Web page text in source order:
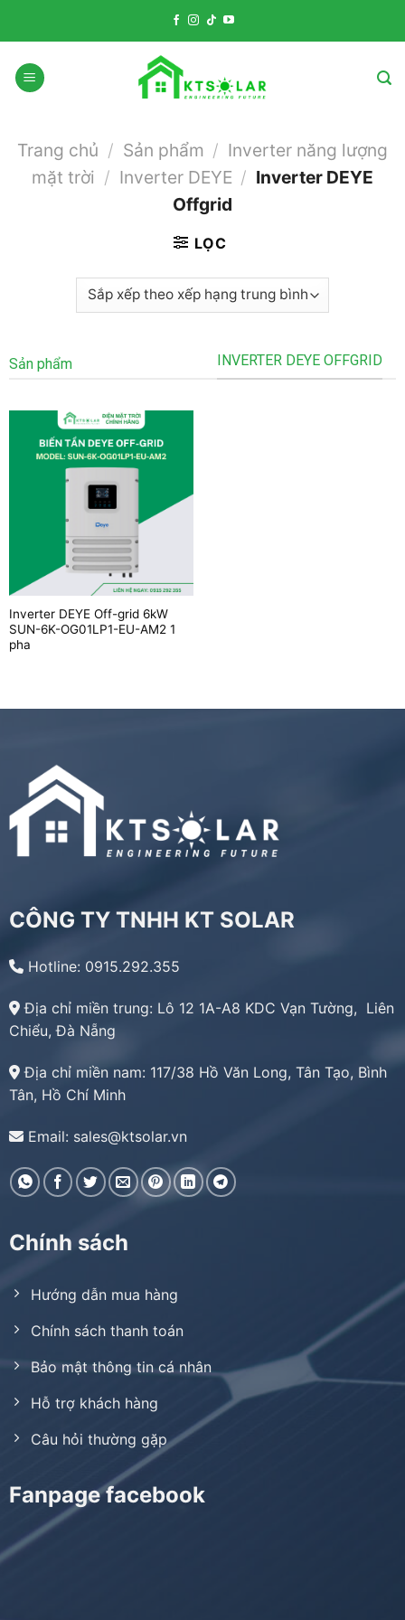
Trang chủ / Sản phẩm / Inverter năng lượng
mặt trời / Inverter DEYE / Inverter DEYE
Offgrid
LỌC
Sản phẩm INVERTER DEYE OFFGRID
Inverter DEYE Off-grid 6kW
SUN-6K-OG01LP1-EU-AM2 1
pha
CÔNG TY TNHH KT SOLAR
Hotline: 0915.292.355
Địa chỉ miền trung: Lô 12 1A-A8 KDC Vạn Tường, Liên
Chiểu, Đà Nẵng
Địa chỉ miền nam: 117/38 Hồ Văn Long, Tân Tạo, Bình
Tân, Hồ Chí Minh
Email: sales@ktsolar.vn
Chính sách
Hướng dẫn mua hàng
Chính sách thanh toán
Bảo mật thông tin cá nhân
Hỗ trợ khách hàng
Câu hỏi thường gặp
Fanpage facebook